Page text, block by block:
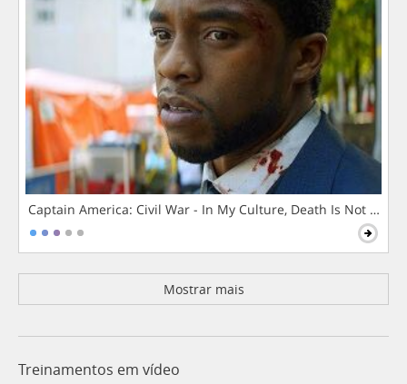
Captain America: Civil War - In My Culture, Death Is Not The
Mostrar mais
Treinamentos em vídeo